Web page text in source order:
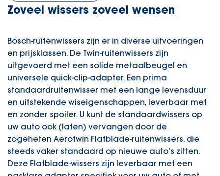
Zoveel wissers zoveel wensen
Bosch-ruitenwissers zijn er in diverse uitvoeringen
en prijsklassen. De Twin-ruitenwissers zijn
uitgevoerd met een solide metaalbeugel en
universele quick-clip-adapter. Een prima
standaardruitenwisser met een lange levensduur
en uitstekende wiseigenschappen, leverbaar met
en zonder spoiler. U kunt de standaardwissers op
uw auto ook (laten) vervangen door de
zogeheten Aerotwin Flatblade-ruitenwissers, die
steeds vaker standaard op nieuwe auto’s zitten.
Deze Flatblade-wissers zijn leverbaar met een